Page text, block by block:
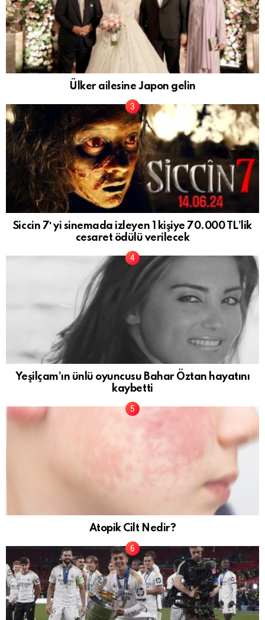
Ülker ailesine Japon gelin
Siccin 7′ yi sinemada izleyen 1 kişiye 70.000 TL’lik
cesaret ödülü verilecek
Yeşilçam’ın ünlü oyuncusu Bahar Öztan hayatını
kaybetti
Atopik Cilt Nedir?